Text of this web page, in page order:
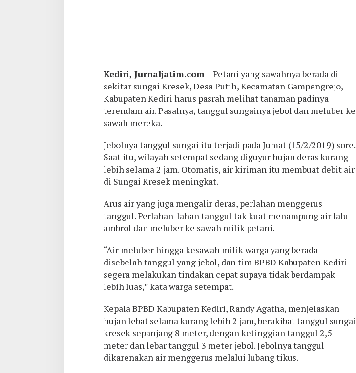
Kediri, Jurnaljatim.com– Petani yang sawahnya berada di
sekitar sungai Kresek, Desa Putih, Kecamatan Gampengrejo,
Kabupaten Kediri harus pasrah melihat tanaman padinya
terendam air. Pasalnya, tanggul sungainya jebol dan meluber ke
sawah mereka.
Jebolnya tanggul sungai itu terjadi pada Jumat (15/2/2019) sore.
Saat itu, wilayah setempat sedang diguyur hujan deras kurang
lebih selama 2 jam. Otomatis, air kiriman itu membuat debit air
di Sungai Kresek meningkat.
Arus air yang juga mengalir deras, perlahan menggerus
tanggul. Perlahan-lahan tanggul tak kuat menampung air lalu
ambrol dan meluber ke sawah milik petani.
“Air meluber hingga kesawah milik warga yang berada
disebelah tanggul yang jebol, dan tim BPBD Kabupaten Kediri
segera melakukan tindakan cepat supaya tidak berdampak
lebih luas,” kata warga setempat.
Kepala BPBD Kabupaten Kediri, Randy Agatha, menjelaskan
hujan lebat selama kurang lebih 2 jam, berakibat tanggul sungai
kresek sepanjang 8 meter, dengan ketinggian tanggul 2,5
meter dan lebar tanggul 3 meter jebol. Jebolnya tanggul
dikarenakan air menggerus melalui lubang tikus.